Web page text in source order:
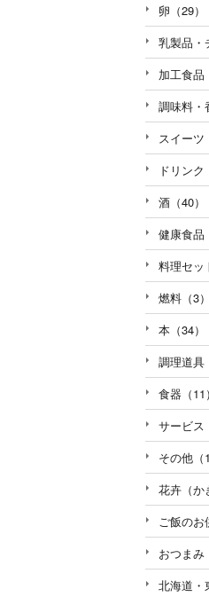
卵（29）
乳製品・
加工食品
調味料・
スイーツ
ドリンク
酒（40）
健康食品
料理セッ
燃料（3）
本（34）
調理道具
食器（11）
サービス
その他（
花卉（か
ご飯のお
おつまみ
北海道・